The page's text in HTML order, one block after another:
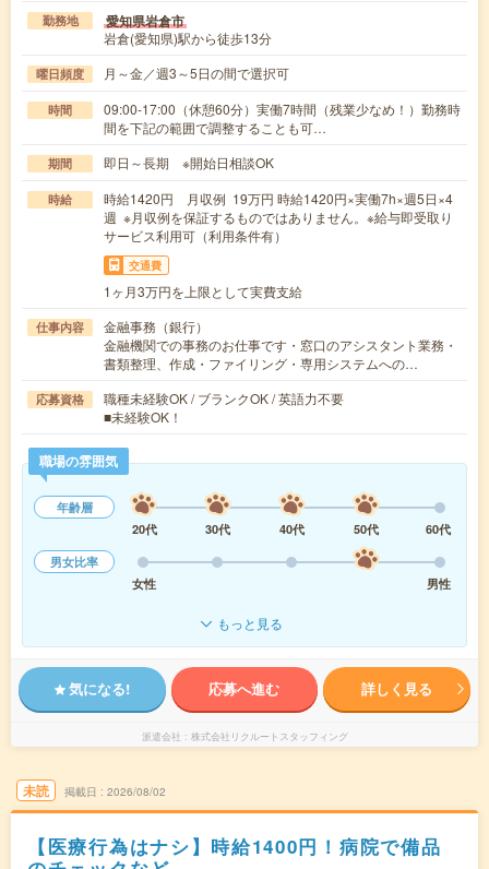
勤務地 愛知県岩倉市
岩倉(愛知県)駅から徒歩13分
曜日頻度 月～金／週3～5日の間で選択可
時間
09:00-17:00（休憩60分）実働7時間（残業少なめ！）勤務時
間を下記の範囲で調整することも可…
期間 即日～長期 ※開始日相談OK
時給
時給1420円 月収例 19万円 時給1420円×実働7h×週5日×4
週 ※月収例を保証するものではありません。※給与即受取り
サービス利用可（利用条件有）
交通費
1ヶ月3万円を上限として実費支給
仕事内容
金融事務（銀行）
金融機関での事務のお仕事です・窓口のアシスタント業務・
書類整理、作成・ファイリング・専用システムへの…
応募資格
職種未経験OK / ブランクOK / 英語力不要
■未経験OK！
職場の雰囲気
年齢層
20代
30代 40代 50代
60代
男女比率
女性
男性
もっと見る
気になる! 応募へ進む 詳しく見る
派遣会社 株式会社リクルートスタッフィング
未読 掲載日 2026/08/02
【医療行為はナシ】時給1400円！病院で備品